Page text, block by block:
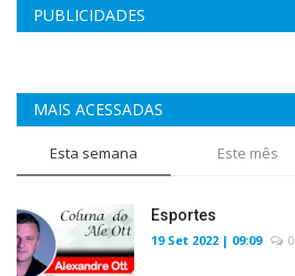
PUBLICIDADES
MAIS ACESSADAS
Esta semana Este mês
Esportes
19 Set 2022 | 09:09 0